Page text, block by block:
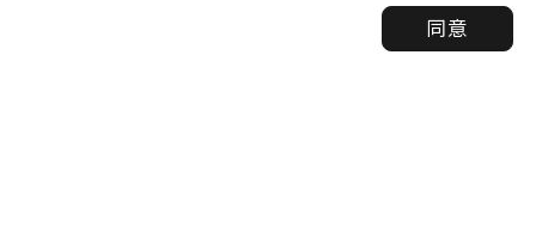
©Hiroshima Tourism Association /
Hiroshima Prefecture / Hiroshima City .同意